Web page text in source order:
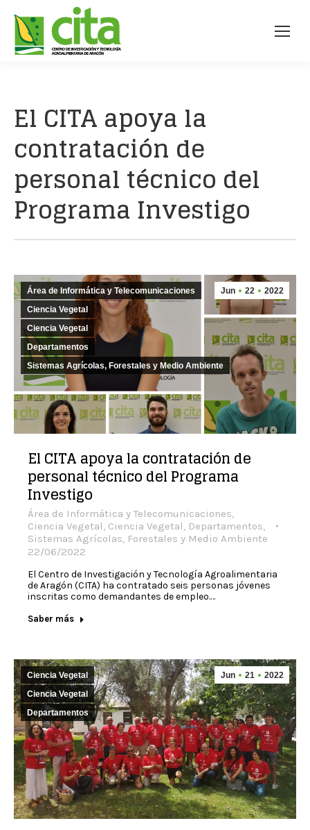
El CITA apoya la
contratación de
personal técnico del
Programa Investigo
Jun 22 2022
Área de Informática y Telecomunicaciones
Ciencia Vegetal
Ciencia Vegetal
Departamentos
Sistemas Agrícolas, Forestales y Medio Ambiente
El CITA apoya la contratación de
personal técnico del Programa
Investigo
Área de Informática y Telecomunicaciones,
Ciencia Vegetal, Ciencia Vegetal, Departamentos,
Sistemas Agrícolas, Forestales y Medio Ambiente
22/06/2022
El Centro de Investigación y Tecnología Agroalimentaria
de Aragón (CITA) ha contratado seis personas jóvenes
inscritas como demandantes de empleo.…
Saber más
Jun 21 2022
Ciencia Vegetal
Ciencia Vegetal
Departamentos